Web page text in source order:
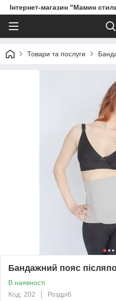
Інтернет-магазин "Мамин
Товари та послуги
Бандажний пояс
В наявності
Код: 202
Роздріб